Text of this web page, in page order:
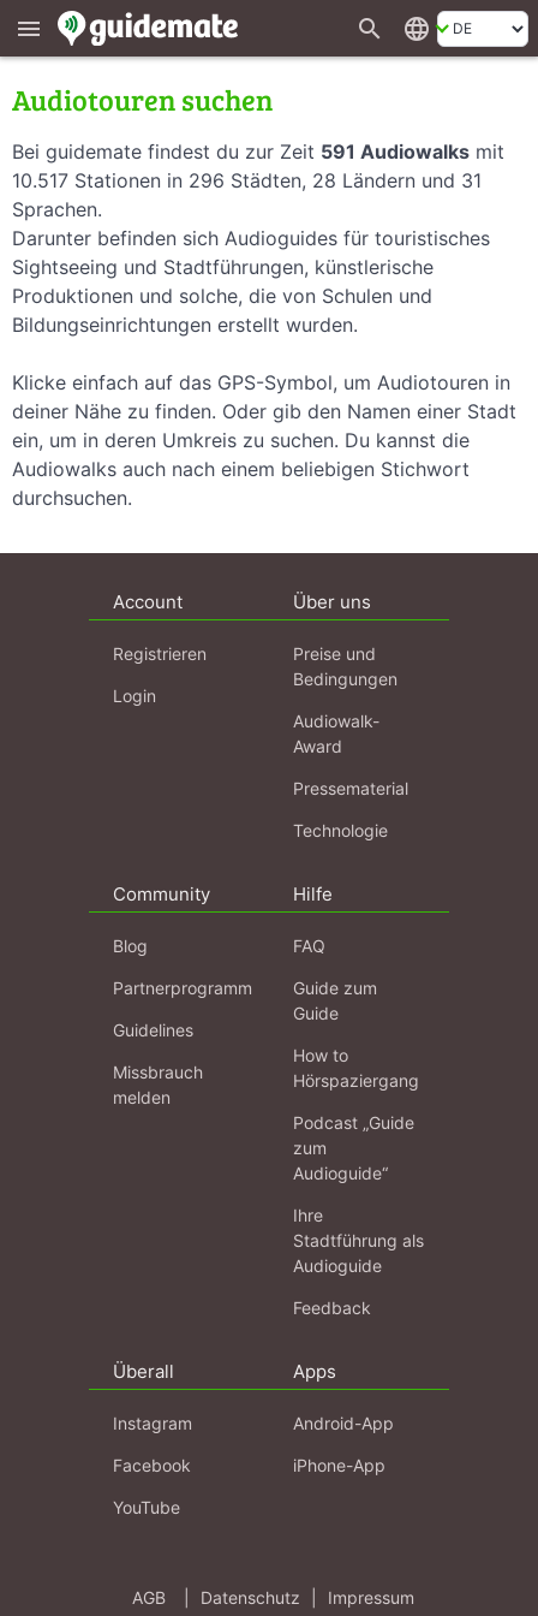
menu search language
Audiotouren suchen
Bei guidemate findest du zur Zeit 591 Audiowalks mit
10.517 Stationen in 296 Städten, 28 Ländern und 31
Sprachen.
Darunter befinden sich Audioguides für touristisches
Sightseeing und Stadtführungen, künstlerische
Produktionen und solche, die von Schulen und
Bildungseinrichtungen erstellt wurden.
Klicke einfach auf das GPS-Symbol, um Audiotouren in
deiner Nähe zu finden. Oder gib den Namen einer Stadt
ein, um in deren Umkreis zu suchen. Du kannst die
Audiowalks auch nach einem beliebigen Stichwort
durchsuchen.
Account
Registrieren
Login
Über uns
Preise und
Bedingungen
Audiowalk-
Award
Pressematerial
Technologie
Community
Blog
Partnerprogramm
Guidelines
Missbrauch
melden
Hilfe
FAQ
Guide zum
Guide
How to
Hörspaziergang
Podcast „Guide
zum
Audioguide“
Ihre
Stadtführung als
Audioguide
Feedback
Überall
Instagram
Facebook
YouTube
Apps
Android-App
iPhone-App
AGB Datenschutz Impressum